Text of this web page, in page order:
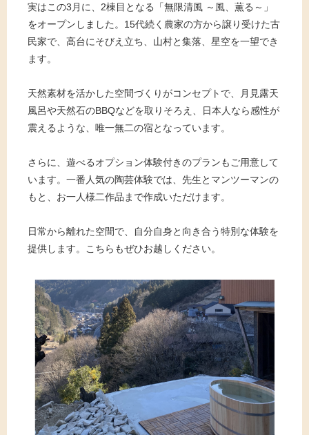
実はこの3月に、2棟目となる「無限清風 ～風、薫る～」
をオープンしました。15代続く農家の方から譲り受けた古
民家で、高台にそびえ立ち、山村と集落、星空を一望でき
ます。
天然素材を活かした空間づくりがコンセプトで、月見露天
風呂や天然石のBBQなどを取りそろえ、日本人なら感性が
震えるような、唯一無二の宿となっています。
さらに、遊べるオプション体験付きのプランもご用意して
います。一番人気の陶芸体験では、先生とマンツーマンの
もと、お一人様二作品まで作成いただけます。
日常から離れた空間で、自分自身と向き合う特別な体験を
提供します。こちらもぜひお越しください。